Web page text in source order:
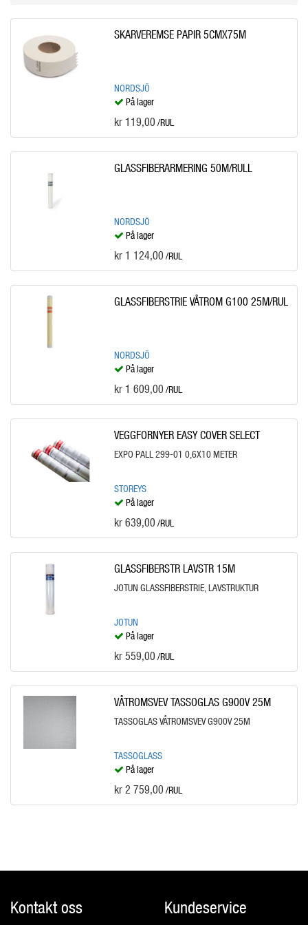
SKARVEREMSE PAPIR 5CMX75M
NORDSJÖ
På lager
kr 119,00 /RUL
GLASSFIBERARMERING 50M/RULL
NORDSJÖ
På lager
kr 1 124,00 /RUL
GLASSFIBERSTRIE VÅTROM G100 25M/RUL
NORDSJÖ
På lager
kr 1 609,00 /RUL
VEGGFORNYER EASY COVER SELECT
EXPO PALL 299-01 0,6X10 METER
STOREYS
På lager
kr 639,00 /RUL
GLASSFIBERSTR LAVSTR 15M
JOTUN GLASSFIBERSTRIE, LAVSTRUKTUR
JOTUN
På lager
kr 559,00 /RUL
VÅTROMSVEV TASSOGLAS G900V 25M
TASSOGLAS VÅTROMSVEV G900V 25M
TASSOGLASS
På lager
kr 2 759,00 /RUL
Kontakt oss Kundeservice